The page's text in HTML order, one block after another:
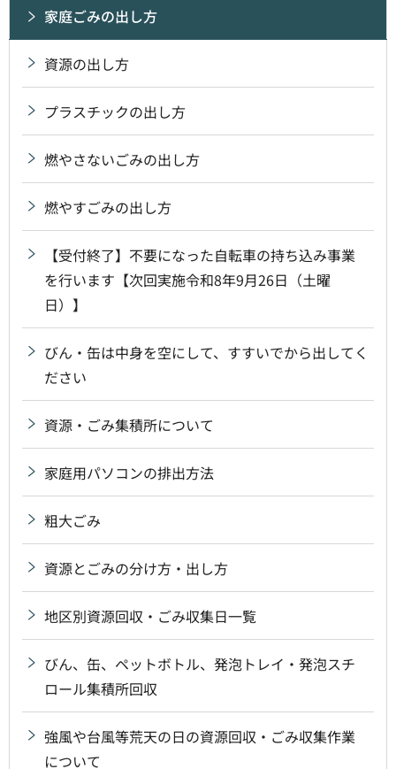
家庭ごみの出し方
資源の出し方
プラスチックの出し方
燃やさないごみの出し方
燃やすごみの出し方
【受付終了】不要になった自転車の持ち込み事業
を行います【次回実施令和8年9月26日（土曜
日）】
びん・缶は中身を空にして、すすいでから出してく
ださい
資源・ごみ集積所について
家庭用パソコンの排出方法
粗大ごみ
資源とごみの分け方・出し方
地区別資源回収・ごみ収集日一覧
びん、缶、ペットボトル、発泡トレイ・発泡スチ
ロール集積所回収
強風や台風等荒天の日の資源回収・ごみ収集作業
について